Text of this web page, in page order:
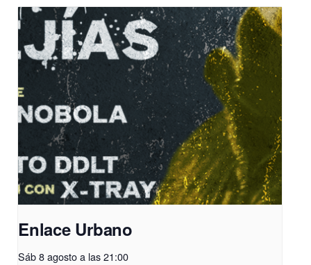
Enlace Urbano
Sáb 8 agosto a las 21:00